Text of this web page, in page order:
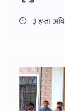
३ हप्ता अघि